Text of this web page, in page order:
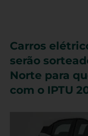
Carros
serão
Norte para
com o IPTU